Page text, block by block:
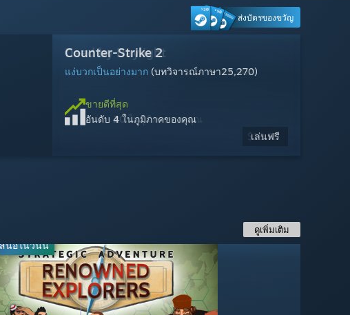
ส่งบัตรของขวัญ
Dead by Daylight
แง่บวกเป็นอย่างมาก (บทวิจารณ์ภาษา12,902)
ขายดีที่สุด
อันดับ 20ในภูมิภาคของคุณ
$19.99
Counter-Strike 2
แง่บวกเป็นอย่างมาก (บทวิจารณ์ภาษา25,270)
ขายดีที่สุด
อันดับ 4ในภูมิภาคของคุณ
เล่นฟรี
Wuthering Waves
แง่บวกเป็นอย่างมาก (บทวิจารณ์ภาษา850)
ขายดีที่สุด
อันดับ 28ในภูมิภาคของคุณ
เล่นฟรี
Steam Machine
อันดับ 1
Marvel Rivals
ผสมกัน(บทวิจารณ์ภาษา1,415)
ขายดีที่สุด
อันดับ 5ในภูมิภาคของคุณ
เล่นฟรี
Cyberpunk 2077
แง่บวกเป็นอย่างมาก (บทวิจารณ์ภาษา2,501)
ขายดีที่สุด
อันดับ 15ในภูมิภาคของคุณ
$17.99
Palworld
แง่บวกเป็นอย่างยิ่ง(บทวิจารณ์ภาษา1,881)
ขายดีที่สุด
อันดับ 13ในภูมิภาคของคุณ
$29.99
MARVEL Tōkon: Fighting Souls
ผสมกัน(บทวิจารณ์ภาษา1,838)
ขายดีที่สุด
อันดับ 3ในภูมิภาคของคุณ
$59.99
Tom Clancy's Ghost Recon® Breakpoint
แง่บวกเป็นอย่างมาก (บทวิจารณ์ภาษา455)
ขายดีที่สุด
อันดับ 23ในภูมิภาคของคุณ
$59.99$2.99
Escape from Tarkov
ผสมกัน(บทวิจารณ์ภาษา315)
ขายดีที่สุด
อันดับ 22ในภูมิภาคของคุณ
$49.99
Warframe
แง่บวกเป็นอย่างมาก (บทวิจารณ์ภาษา4,192)
ขายดีที่สุด
อันดับ 14ในภูมิภาคของคุณ
เล่นฟรี
Tom Clancy's Rainbow Six Siege
แง่บวกเป็นอย่างมาก (บทวิจารณ์ภาษา10,280)
ขายดีที่สุด
อันดับ 21ในภูมิภาคของคุณ
เล่นฟรี
ดูเพิ่มเติม
นอในวันนี้